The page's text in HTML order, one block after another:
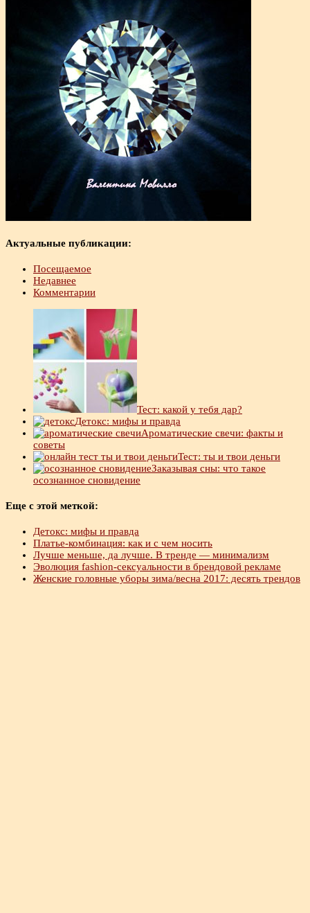
Актуальные публикации:
Посещаемое
Недавнее
Комментарии
Тест: какой у тебя дар?
Детокс: мифы и правда
Ароматические свечи: факты и
советы
Тест: ты и твои деньги
Заказывая сны: что такое
осознанное сновидение
Еще с этой меткой:
Детокс: мифы и правда
Платье-комбинация: как и с чем носить
Лучше меньше, да лучше. В тренде — минимализм
Эволюция fashion-сексуальности в брендовой рекламе
Женские головные уборы зима/весна 2017: десять трендов